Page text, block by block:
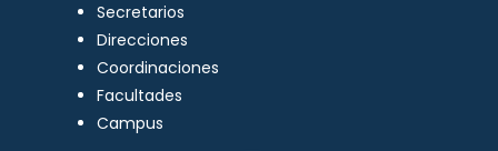
Secretarios
Direcciones
Coordinaciones
Facultades
Campus